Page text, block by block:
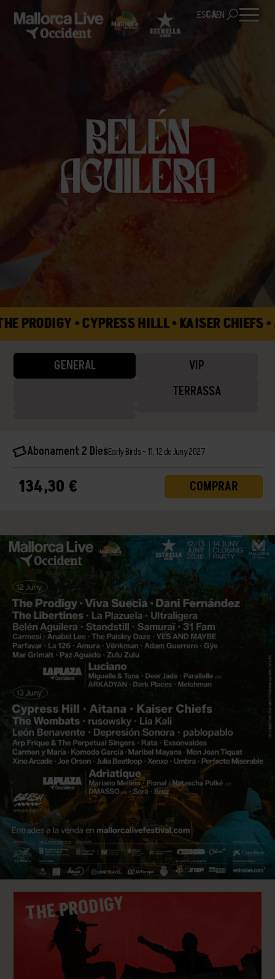
ESCAEN
• CYPRESS HILLL • KAISER CHIEFS • AITANA •
GENERAL
VIP
TERRASSA
Abonament 2 DiesEarly Birds - 11, 12 de Juny 2027
134,30 € COMPRAR
THE PRODIGY